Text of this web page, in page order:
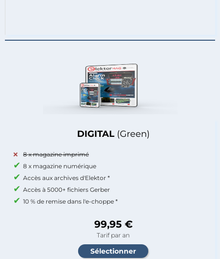
DIGITAL (Green)
8 x magazine imprimé
8 x magazine numérique
Accès aux archives d'Elektor *
Accès à 5000+ fichiers Gerber
10 % de remise dans l'e-choppe *
99,95 €
Tarif par an